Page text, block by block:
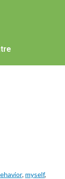
, myself,